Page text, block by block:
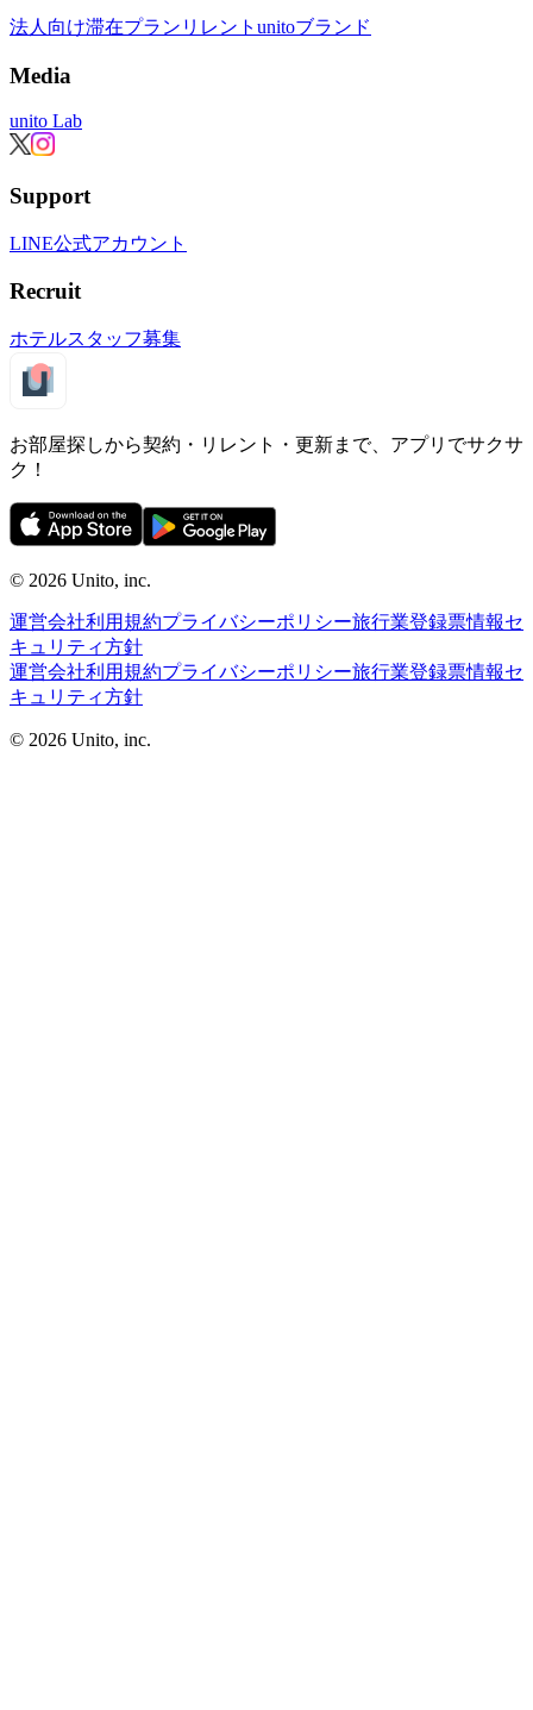
法人向け滞在プラン リレント unitoブランド
Media
unito Lab
Support
LINE公式アカウント
Recruit
ホテルスタッフ募集
お部屋探しから契約・リレント・更新まで、アプリでサクサ
ク！
©︎ 2026 Unito, inc.
運営会社利用規約プライバシーポリシー旅行業登録票情報セ
キュリティ方針
運営会社利用規約プライバシーポリシー旅行業登録票情報セ
キュリティ方針
©︎ 2026 Unito, inc.